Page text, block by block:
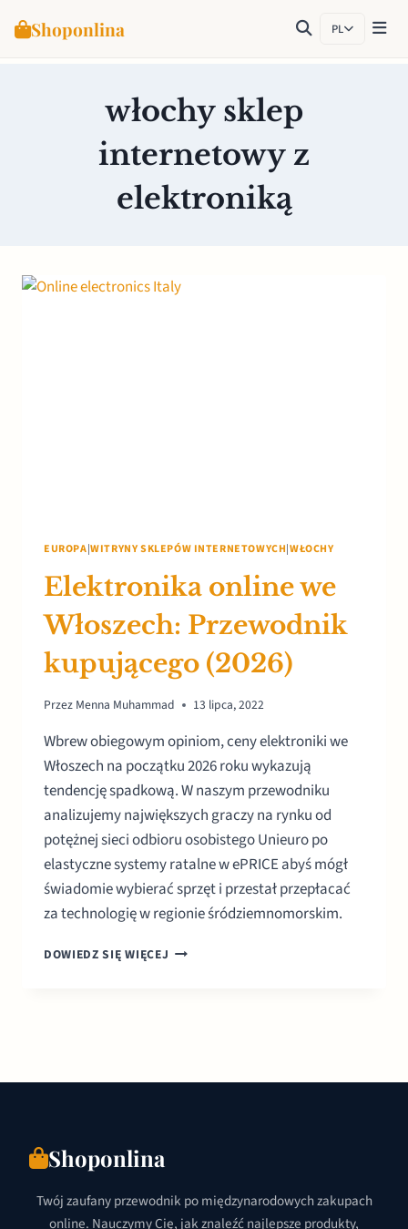
Shoponlina PL
włochy sklep
internetowy z
elektroniką
EUROPA|WITRYNY SKLEPÓW INTERNETOWYCH|WŁOCHY
Elektronika online we
Włoszech: Przewodnik
kupującego (2026)
Przez Menna Muhammad 13 lipca, 2022
Wbrew obiegowym opiniom, ceny elektroniki we
Włoszech na początku 2026 roku wykazują
tendencję spadkową. W naszym przewodniku
analizujemy największych graczy na rynku od
potężnej sieci odbioru osobistego Unieuro po
elastyczne systemy ratalne w ePRICE abyś mógł
świadomie wybierać sprzęt i przestał przepłacać
za technologię w regionie śródziemnomorskim.
DOWIEDZ SIĘ WIĘCEJ ELEKTRONIKA
Shoponlina
Twój zaufany przewodnik po międzynarodowych zakupach
online. Nauczymy Cię, jak znaleźć najlepsze produkty,